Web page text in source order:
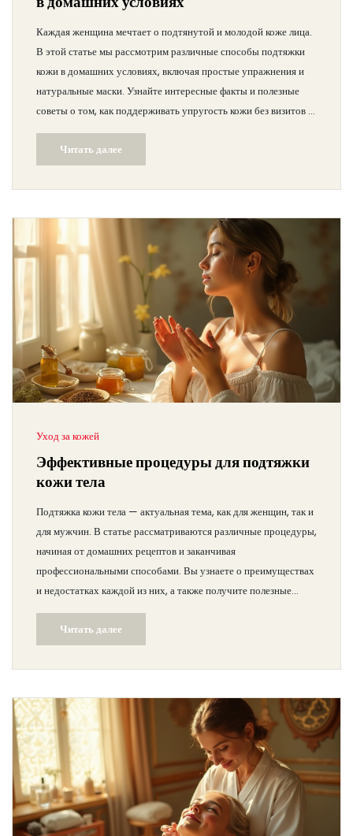
Каждая женщина мечтает о подтянутой и молодой коже лица.
В этой статье мы рассмотрим различные способы подтяжки
кожи в домашних условиях, включая простые упражнения и
натуральные маски. Узнайте интересные факты и полезные
советы о том, как поддерживать упругость кожи без визитов к
косметологу. Также рассмотрим частые ошибки, которые
могут свести на нет ваши усилия.
Читать далее
Уход за кожей
Эффективные процедуры для подтяжки
кожи тела
Подтяжка кожи тела — актуальная тема, как для женщин, так и
для мужчин. В статье рассматриваются различные процедуры,
начиная от домашних рецептов и заканчивая
профессиональными способами. Вы узнаете о преимуществах
и недостатках каждой из них, а также получите полезные
советы по уходу за кожей. Понятные и простые рекомендации
помогут выбрать наиболее подходящий курс для
поддержания упругости и тонуса кожи.
Читать далее